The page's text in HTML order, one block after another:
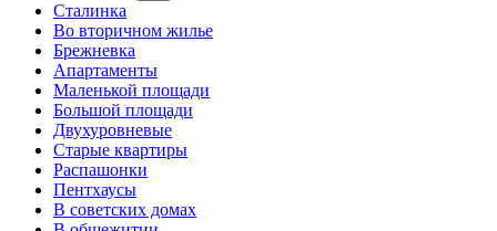
Сталинка
Во вторичном жилье
Брежневка
Апартаменты
Маленькой площади
Большой площади
Двухуровневые
Старые квартиры
Распашонки
Пентхаусы
В советских домах